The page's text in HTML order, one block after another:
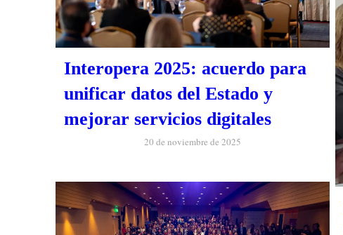
Interopera 2025: acuerdo para
unificar datos del Estado y
mejorar servicios digitales
20 de noviembre de 2025